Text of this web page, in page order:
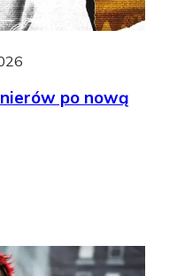
po nową